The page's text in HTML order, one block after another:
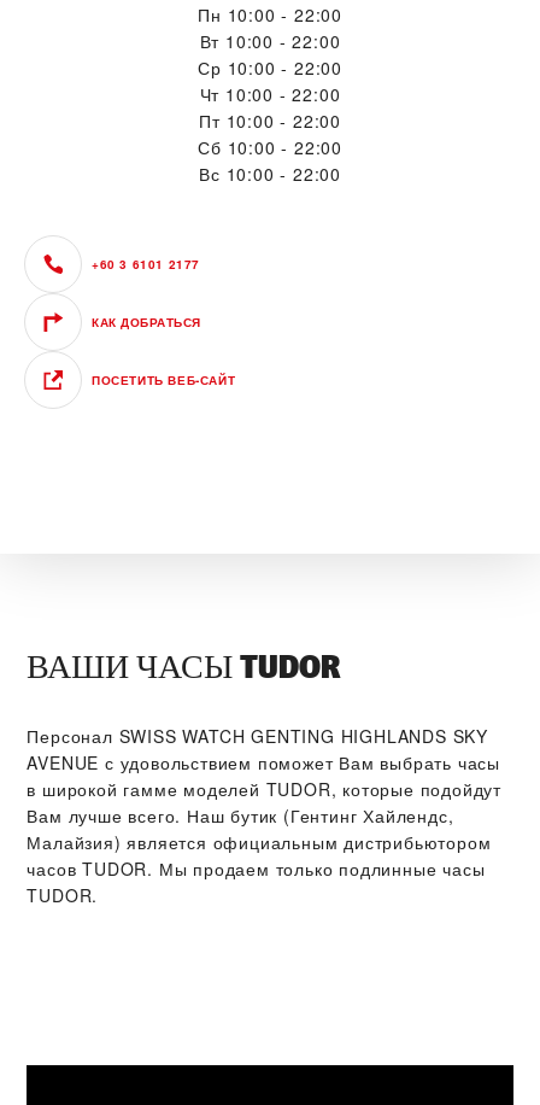
Пн 10:00 - 22:00
Вт 10:00 - 22:00
Ср 10:00 - 22:00
Чт 10:00 - 22:00
Пт 10:00 - 22:00
Сб 10:00 - 22:00
Вс 10:00 - 22:00
+60 3 6101 2177
КАК ДОБРАТЬСЯ
ПОСЕТИТЬ ВЕБ‑САЙТ
ВАШИ ЧАСЫ TUDOR
Персонал ‭SWISS WATCH GENTING HIGHLANDS SKY
AVENUE‬ с удовольствием поможет Вам выбрать часы
в широкой гамме моделей TUDOR, которые подойдут
Вам лучше всего. Наш бутик (Гентинг Хайлендс,
Малайзия) является официальным дистрибьютором
часов TUDOR. Мы продаем только подлинные часы
TUDOR.